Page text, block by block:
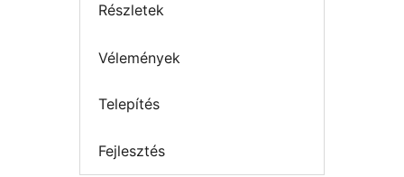
Részletek
Vélemények
Telepítés
Fejlesztés